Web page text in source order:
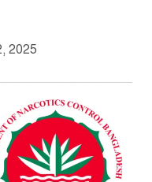
2025